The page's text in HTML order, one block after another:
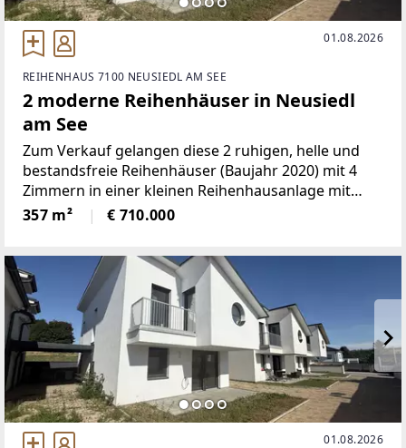
01.08.2026
REIHENHAUS 7100 NEUSIEDL AM SEE
2 moderne Reihenhäuser in Neusiedl
am See
Zum Verkauf gelangen diese 2 ruhigen, helle und
bestandsfreie Reihenhäuser (Baujahr 2020) mit 4
Zimmern in einer kleinen Reihenhausanlage mit
insgesamt 4 Reihenhäusern in ruhiger
Siedlungslage (ca. 3,5 Kilometer vom Ufer
357 m² € 710.000
01.08.2026